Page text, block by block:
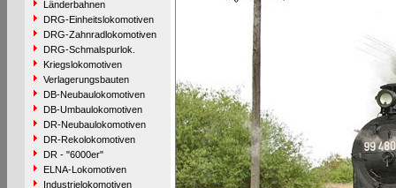
Länderbahnen
DRG-Einheitslokomotiven
DRG-Zahnradlokomotiven
DRG-Schmalspurlok.
Kriegslokomotiven
Verlagerungsbauten
DB-Neubaulokomotiven
DB-Umbaulokomotiven
DR-Neubaulokomotiven
DR-Rekolokomotiven
DR - "6000er"
ELNA-Lokomotiven
Industrielokomotiven